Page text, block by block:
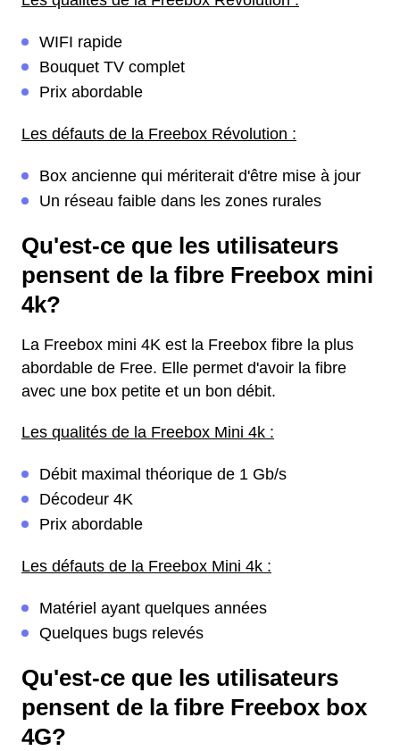
WIFI rapide
Bouquet TV complet
Prix abordable
Les défauts de la Freebox Révolution :
Box ancienne qui mériterait d'être mise à jour
Un réseau faible dans les zones rurales
Qu'est-ce que les utilisateurs
pensent de la fibre Freebox mini
4k?
La Freebox mini 4K est la Freebox fibre la plus
abordable de Free. Elle permet d'avoir la fibre
avec une box petite et un bon débit.
Les qualités de la Freebox Mini 4k :
Débit maximal théorique de 1 Gb/s
Décodeur 4K
Prix abordable
Les défauts de la Freebox Mini 4k :
Matériel ayant quelques années
Quelques bugs relevés
Qu'est-ce que les utilisateurs
pensent de la fibre Freebox box
4G?